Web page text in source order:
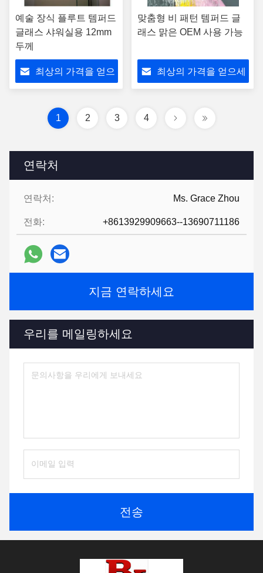
연락처
연락처: Ms. Grace Zhou
전화: +8613929909663--13690711186
지금 연락하세요
우리를 메일링하세요
전송
예술 장식 플루트 템퍼드
글래스 샤워실용 12mm
두께
최상의 가격을 얻으
맞춤형 비 패턴 템퍼드 글
래스 맑은 OEM 사용 가능
최상의 가격을 얻으세
1 2 3 4